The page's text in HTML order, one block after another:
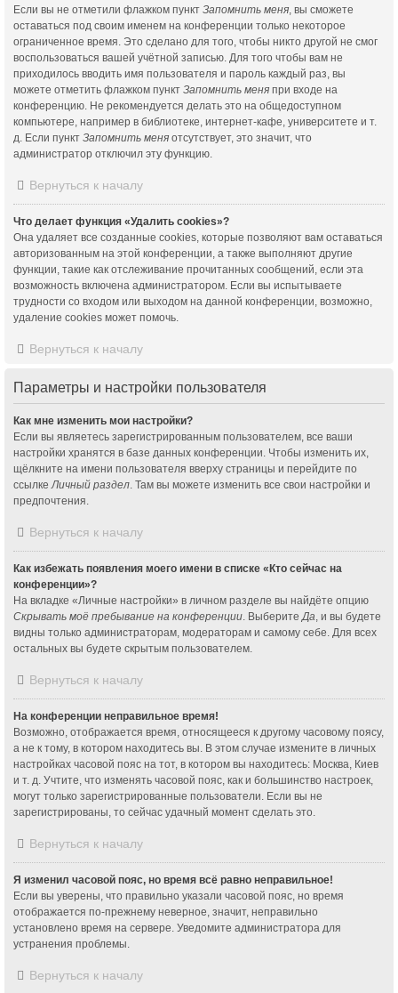
Если вы не отметили флажком пункт Запомнить меня , вы сможете
оставаться под своим именем на конференции только некоторое
ограниченное время. Это сделано для того, чтобы никто другой не смог
воспользоваться вашей учётной записью. Для того чтобы вам не
приходилось вводить имя пользователя и пароль каждый раз, вы
можете отметить флажком пункт Запомнить меня при входе на
конференцию. Не рекомендуется делать это на общедоступном
компьютере, например в библиотеке, интернет-кафе, университете и т.
д. Если пункт Запомнить меня отсутствует, это значит, что
администратор отключил эту функцию.
Вернуться к началу
Что делает функция «Удалить cookies»?
Она удаляет все созданные cookies, которые позволяют вам оставаться
авторизованным на этой конференции, а также выполняют другие
функции, такие как отслеживание прочитанных сообщений, если эта
возможность включена администратором. Если вы испытываете
трудности со входом или выходом на данной конференции, возможно,
удаление cookies может помочь.
Вернуться к началу
Параметры и настройки пользователя
Как мне изменить мои настройки?
Если вы являетесь зарегистрированным пользователем, все ваши
настройки хранятся в базе данных конференции. Чтобы изменить их,
щёлкните на имени пользователя вверху страницы и перейдите по
ссылке Личный раздел . Там вы можете изменить все свои настройки и
предпочтения.
Вернуться к началу
Как избежать появления моего имени в списке «Кто сейчас на
конференции»?
На вкладке «Личные настройки» в личном разделе вы найдёте опцию
Скрывать моё пребывание на конференции . Выберите Да , и вы будете
видны только администраторам, модераторам и самому себе. Для всех
остальных вы будете скрытым пользователем.
Вернуться к началу
На конференции неправильное время!
Возможно, отображается время, относящееся к другому часовому поясу,
а не к тому, в котором находитесь вы. В этом случае измените в личных
настройках часовой пояс на тот, в котором вы находитесь: Москва, Киев
и т. д. Учтите, что изменять часовой пояс, как и большинство настроек,
могут только зарегистрированные пользователи. Если вы не
зарегистрированы, то сейчас удачный момент сделать это.
Вернуться к началу
Я изменил часовой пояс, но время всё равно неправильное!
Если вы уверены, что правильно указали часовой пояс, но время
отображается по-прежнему неверное, значит, неправильно
установлено время на сервере. Уведомите администратора для
устранения проблемы.
Вернуться к началу